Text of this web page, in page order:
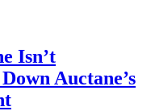
Isn’t
Auctane’s